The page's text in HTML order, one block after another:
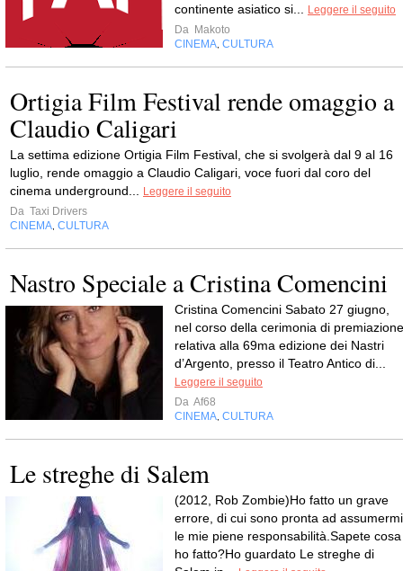
continente asiatico si...
Leggere il seguito
Da Makoto
CINEMA CULTURA
Ortigia Film Festival rende omaggio a
Claudio Caligari
La settima edizione Ortigia Film Festival, che si svolgerà dal 9 al 16
luglio, rende omaggio a Claudio Caligari, voce fuori dal coro del
cinema underground...
Leggere il seguito
Da Taxi Drivers
CINEMA CULTURA
Nastro Speciale a Cristina Comencini
Cristina Comencini Sabato 27 giugno,
nel corso della cerimonia di premiazione
relativa alla 69ma edizione dei Nastri
d’Argento, presso il Teatro Antico di...
Leggere il seguito
Da Af68
CINEMA CULTURA
Le streghe di Salem
(2012, Rob Zombie)Ho fatto un grave
errore, di cui sono pronta ad assumermi
le mie piene responsabilità.Sapete cosa
ho fatto?Ho guardato Le streghe di